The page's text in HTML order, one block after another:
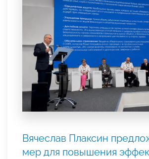
Вячеслав Плаксин
мер для повышения